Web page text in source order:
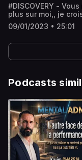
#DISCOVERY -
plus sur moi,, je
histoire, et l'histoire
ça vous plaira,
09/01/2023 • 25:01
Podcasts